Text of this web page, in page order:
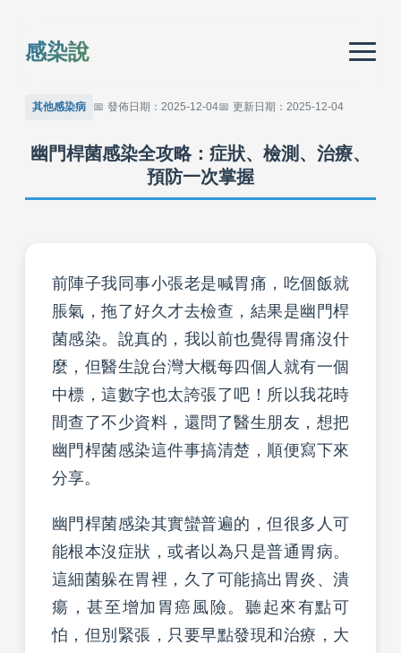
感染說
其他感染病 發佈日期：2025-12-04 更新日期：2025-12-04
幽門桿菌感染全攻略：症狀、檢測、治療、
預防一次掌握
前陣子我同事小張老是喊胃痛，吃個飯就
脹氣，拖了好久才去檢查，結果是幽門桿
菌感染。說真的，我以前也覺得胃痛沒什
麼，但醫生說台灣大概每四個人就有一個
中標，這數字也太誇張了吧！所以我花時
間查了不少資料，還問了醫生朋友，想把
幽門桿菌感染這件事搞清楚，順便寫下來
分享。
幽門桿菌感染其實蠻普遍的，但很多人可
能根本沒症狀，或者以為只是普通胃病。
這細菌躲在胃裡，久了可能搞出胃炎、潰
瘍，甚至增加胃癌風險。聽起來有點可
怕，但別緊張，只要早點發現和治療，大